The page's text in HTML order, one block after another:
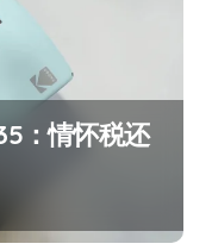
：情怀税还